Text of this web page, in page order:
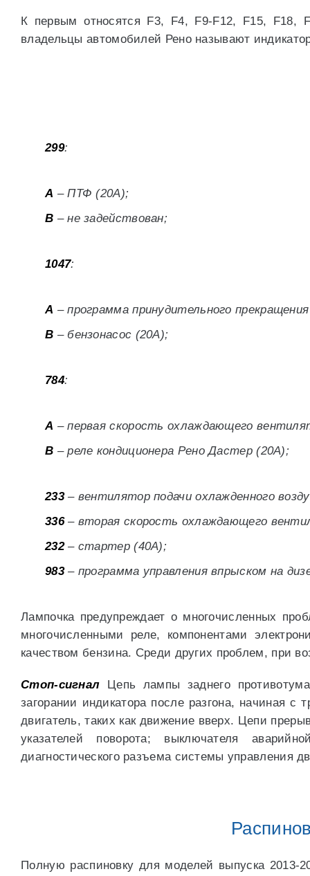
К первым относятся F3, F4, F9-F12, F15,
владельцы автомобилей Рено называют
299:
A – ПТФ (20А);
B – не задействован;
1047:
A – программа принудительного
B – бензонасос (20А);
784:
A – первая скорость охлаждающего
B – реле кондиционера Рено Дастер (20А);
233– вентилятор подачи охлажденного
336– вторая скорость охлаждающего
232– стартер (40А);
983– программа управления впрыском на
Лампочка предупреждает о многочисленных
многочисленными реле, компонентами
качеством бензина. Среди других проблем, при
Стоп-сигнал Цепь лампы заднего
загорании индикатора после разгона, начиная с
двигатель, таких как движение вверх. Цепи
указателей поворота; выключателя
диагностического разъема системы управления
Полную распиновку для моделей выпуска 2013-